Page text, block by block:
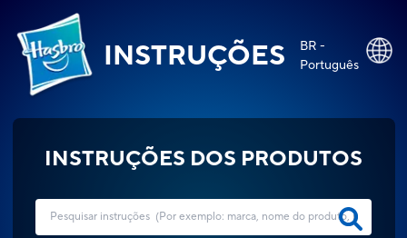
INSTRUÇÕES
BR -
Português
INSTRUÇÕES DOS PRODUTOS